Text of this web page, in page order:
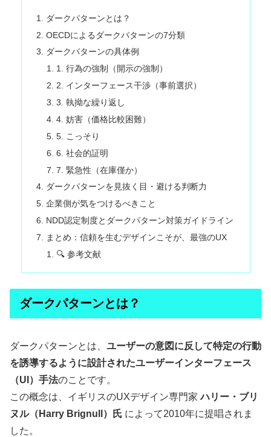
ダークパターンとは？
OECDによるダークパターンの7分類
ダークパターンの具体例
1. 行為の強制（開示の強制）
2. インターフェース干渉（事前選択）
3. 執拗な繰り返し
4. 妨害（価格比較困難）
5. こっそり
6. 社会的証明
7. 緊急性（在庫僅か）
ダークパターンを見抜く目・避ける判断力
企業側が気をつけるべきこと
NDD認定制度とダークパターン対策ガイドライン
まとめ：信頼を生むデザインこそが、最強のUX
🔍 参考文献
ダークパターンとは？
ダークパターンとは、 ユーザーの意図に反して特定の行動
を誘導するように設計されたユーザーインターフェース
（UI）手法のことです。
この概念は、イギリスのUXデザイン専門家ハリー・ブリ
ヌル（Harry Brignull）氏 によって2010年に提唱されま
した。